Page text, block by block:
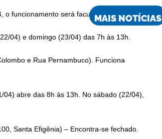
o funcionamento será facultativo.
04) e domingo (23/04) das 7h às 13h.
e Rua Pernambuco). Funciona
abre das 8h às 13h. No sábado (22/04),
Santa Efigênia) – Encontra-se fechado.
MAIS NOTÍCIAS